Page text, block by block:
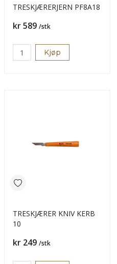
TRESKJÆRERJERN PF8A18
Pris
kr 589 /stk
Kjøp
TRESKJÆRER KNIV KERB
10
Pris
kr 249 /stk